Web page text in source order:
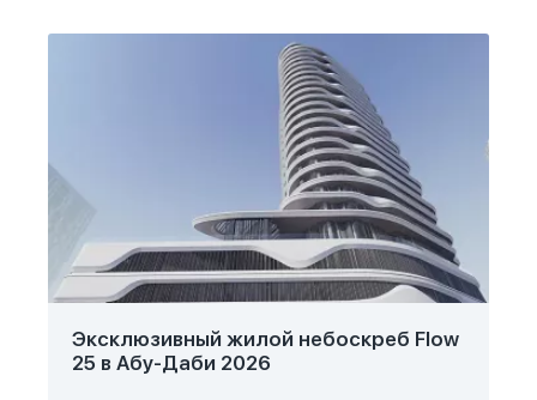
Эксклюзивный жилой небоскреб Flow
25 в Абу-Даби 2026